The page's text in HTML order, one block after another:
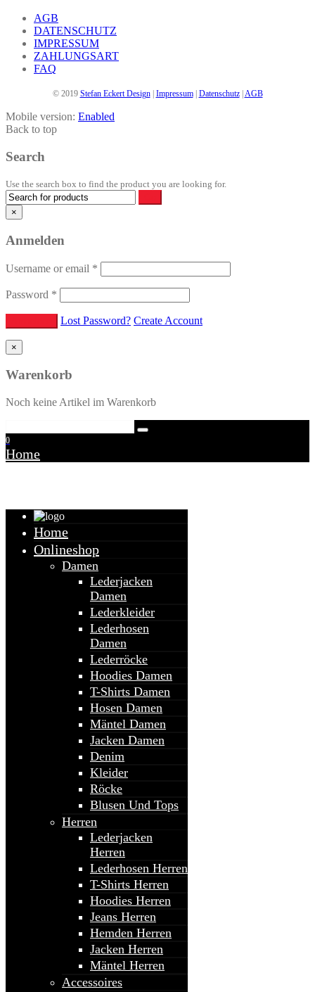
AGB
DATENSCHUTZ
IMPRESSUM
ZAHLUNGSART
FAQ
© 2019 Stefan Eckert Design| Impressum| Datenschutz|AGB
Mobile version: Enabled
Back to top
Search
Use the search box to find the product you are looking for.
×
Anmelden
Username or email *
Password *
Lost Password? Create Account
×
Warenkorb
Noch keine Artikel im Warenkorb
0
Home
Home
Onlineshop
Damen
Lederjacken
Damen
Lederkleider
Lederhosen
Damen
Lederröcke
Hoodies Damen
T-Shirts Damen
Hosen Damen
Mäntel Damen
Jacken Damen
Denim
Kleider
Röcke
Blusen Und Tops
Herren
Lederjacken
Herren
Lederhosen Herren
T-Shirts Herren
Hoodies Herren
Jeans Herren
Hemden Herren
Jacken Herren
Mäntel Herren
Accessoires